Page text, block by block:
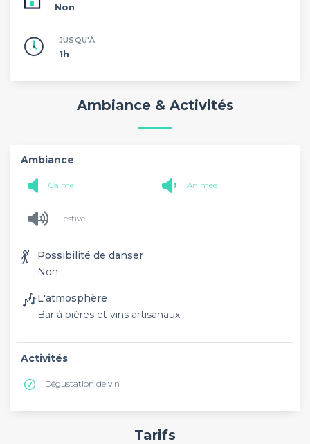
Non
JUSQU'À
1h
Ambiance & Activités
Ambiance
Calme Animée
Festive
💃
Possibilité de danser
Non
🎶L'atmosphère
Bar à bières et vins artisanaux
Activités
Dégustation de vin
Tarifs